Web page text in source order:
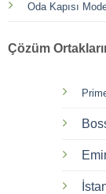
Oda Kapısı
Çözüm